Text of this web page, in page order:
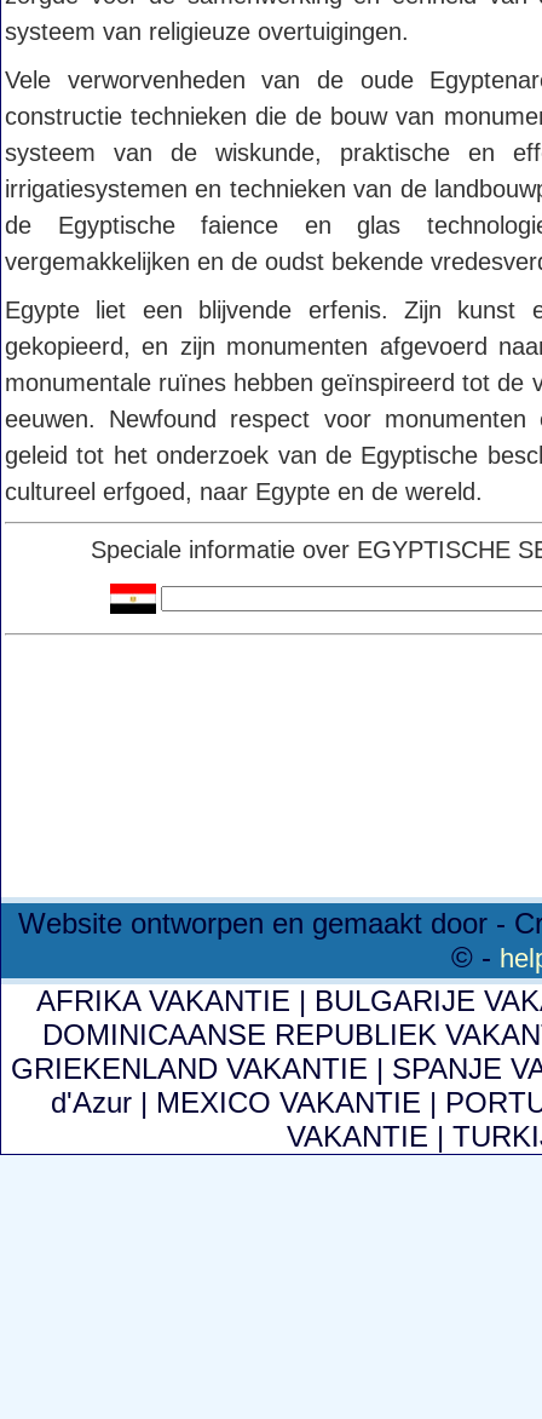
systeem van religieuze overtuigingen.
Vele verworvenheden van de oude
constructie technieken die de bouw van
systeem van de wiskunde, praktische en
irrigatiesystemen en technieken van de
de Egyptische faience en glas
vergemakkelijken en de oudst bekende
Egypte liet een blijvende erfenis. Zijn kunst
gekopieerd, en zijn monumenten afgevoerd
monumentale ruïnes hebben geïnspireerd tot de
eeuwen. Newfound respect voor
geleid tot het onderzoek van de Egyptische
cultureel erfgoed, naar Egypte en de wereld.
Speciale informatie over EGYPTISCHE
Website ontworpen en gemaakt door -
© -
AFRIKA VAKANTIE | BULGARIJE
DOMINICAANSE REPUBLIEK
GRIEKENLAND VAKANTIE | SPANJE
d'Azur | MEXICO VAKANTIE |
VAKANTIE |